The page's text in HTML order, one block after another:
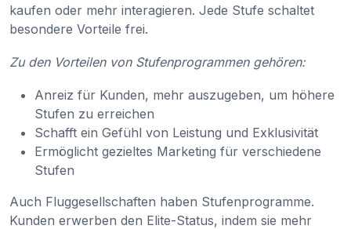
kaufen oder mehr interagieren. Jede Stufe schaltet
besondere Vorteile frei.
Zu den Vorteilen von Stufenprogrammen gehören:
Anreiz für Kunden, mehr auszugeben, um höhere
Stufen zu erreichen
Schafft ein Gefühl von Leistung und Exklusivität
Ermöglicht gezieltes Marketing für verschiedene
Stufen
Auch Fluggesellschaften haben Stufenprogramme.
Kunden erwerben den Elite-Status, indem sie mehr